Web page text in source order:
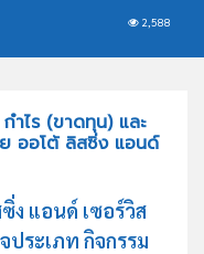
2,588
ำไร (ขาดทุน) และ
ออโต้ ลิสซิ่ง แอนด์
ง แอนด์ เซอร์วิส
ประเภท กิจกรรม